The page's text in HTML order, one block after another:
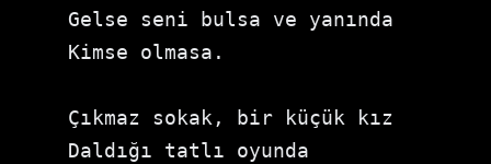
Gelse seni bulsa ve yanında
Kimse olmasa.
Çıkmaz sokak, bir küçük kız
Daldığı tatlı oyunda